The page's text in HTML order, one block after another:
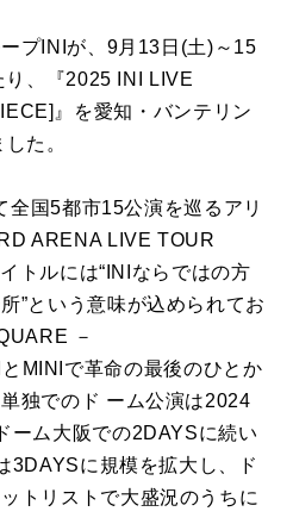
プINIが、9月13日(土)～15
り、『2025 INI LIVE
』を愛知・バンテリン
た。
全国5都市15公演を巡るアリ
ARENA LIVE TOUR
トルには“INIならではの方
”という意味が込められてお
－
MINIで革命の最後のひとか
独でのド ーム公演は2024
ーム大阪での2DAYSに続い
3DAYSに規模を拡大し、ド
トリストで大盛況のうちに